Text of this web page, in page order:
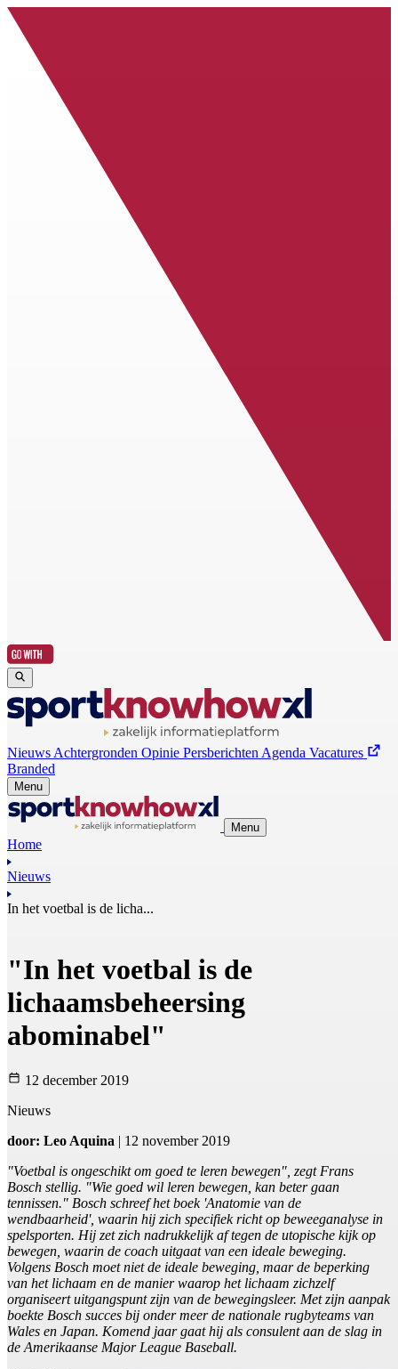
Nieuws Achtergronden Opinie Persberichten Agenda Vacatures
Branded
Menu
Menu
Home
Nieuws
In het voetbal is de licha...
"In het voetbal is de
lichaamsbeheersing
abominabel"
12 december 2019
Nieuws
door: Leo Aquina | 12 november 2019
"Voetbal is ongeschikt om goed te leren bewegen", zegt Frans
Bosch stellig. "Wie goed wil leren bewegen, kan beter gaan
tennissen." Bosch schreef het boek 'Anatomie van de
wendbaarheid', waarin hij zich specifiek richt op beweeganalyse in
spelsporten. Hij zet zich nadrukkelijk af tegen de utopische kijk op
bewegen, waarin de coach uitgaat van een ideale beweging.
Volgens Bosch moet niet de ideale beweging, maar de beperking
van het lichaam en de manier waarop het lichaam zichzelf
organiseert uitgangspunt zijn van de bewegingsleer. Met zijn aanpak
boekte Bosch succes bij onder meer de nationale rugbyteams van
Wales en Japan. Komend jaar gaat hij als consulent aan de slag in
de Amerikaanse Major League Baseball.